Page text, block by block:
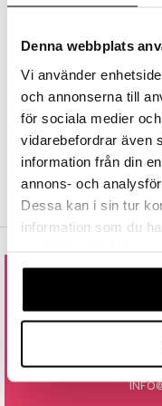
Denna webbplats
Vi använder
och annonserna till
för sociala medier
vidarebefordrar även
information från din
annons- och
Dessa kan i sin tur
information som du
våra cookies vid
Hos Shopping4net
Order lagt før
ved faktura,
RING